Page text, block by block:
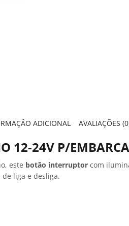
ADICIONAL AVALIAÇÕES
12-24V P/
este botão interruptor com
de liga e desliga.